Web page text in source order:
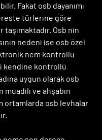
Fakat osb dayanımı
türlerine göre
Osb nin
nedeni ise osb özel
nem kontrollü
kendine kontrollü
uygun olarak osb
muadili ve ahşabın
ortamlarda osb levhalar